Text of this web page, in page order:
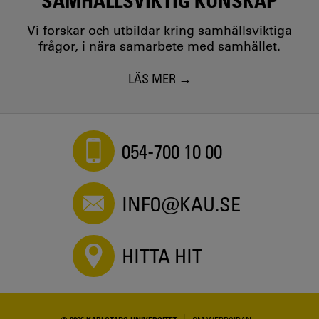
Vi forskar och utbildar kring samhällsviktiga
frågor, i nära samarbete med samhället.
LÄS MER
054-700 10 00
INFO@KAU.SE
HITTA HIT